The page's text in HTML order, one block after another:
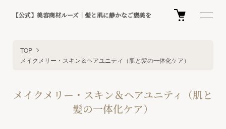
【公式】美容商材ルーズ｜髪と肌に静かなご褒美を
TOP
メイクメリー・スキン＆ヘアユニティ（肌と髪の一体化ケア）
メイクメリー・スキン＆ヘアユニティ（肌と
髪の一体化ケア）